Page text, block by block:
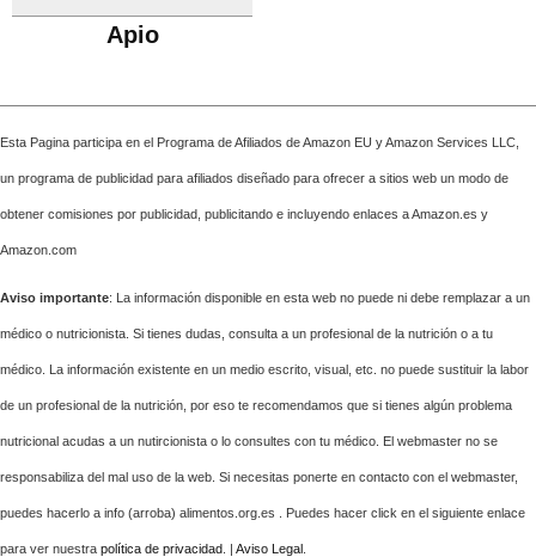
Apio
Esta Pagina participa en el Programa de Afiliados de Amazon EU y Amazon Services LLC,
un programa de publicidad para afiliados diseñado para ofrecer a sitios web un modo de
obtener comisiones por publicidad, publicitando e incluyendo enlaces a Amazon.es y
Amazon.com
Aviso importante: La información disponible en esta web no puede ni debe remplazar a un
médico o nutricionista. Si tienes dudas, consulta a un profesional de la nutrición o a tu
médico. La información existente en un medio escrito, visual, etc. no puede sustituir la labor
de un profesional de la nutrición, por eso te recomendamos que si tienes algún problema
nutricional acudas a un nutircionista o lo consultes con tu médico. El webmaster no se
responsabiliza del mal uso de la web. Si necesitas ponerte en contacto con el webmaster,
puedes hacerlo a info (arroba) alimentos.org.es . Puedes hacer click en el siguiente enlace
para ver nuestra política de privacidad . | Aviso Legal